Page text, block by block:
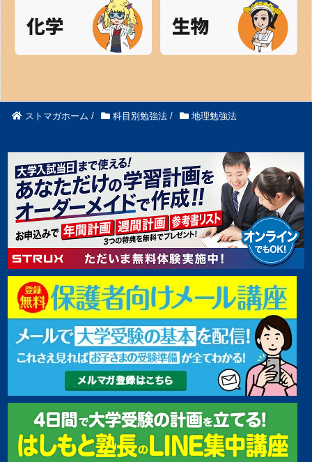
ストマガホーム / 科目別勉強法 / 地理勉強法